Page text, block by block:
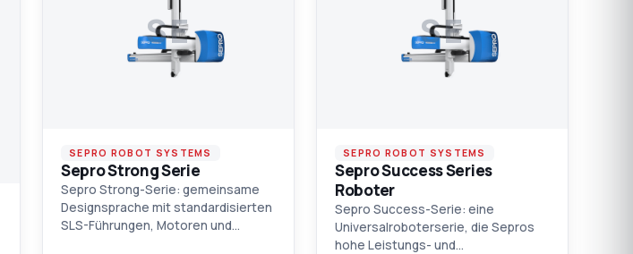
SE
SEPRO ROBOT SYSTEMS
Sepro Strong Serie
Sepro Strong-Serie: gemeinsame
Designsprache mit standardisierten
SLS-Führungen, Motoren und
SE
SEPRO ROBOT SYSTEMS
Sepro Success Series
Roboter
Sepro Success-Serie: eine
Universalroboterserie, die Sepros
hohe Leistungs- und